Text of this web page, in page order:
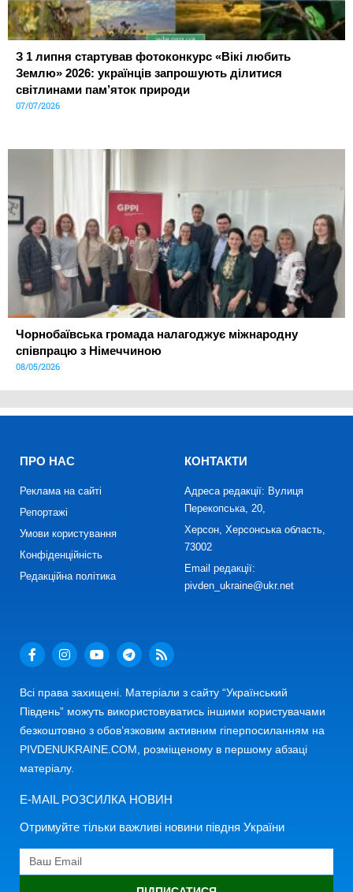
З 1 липня стартував фотоконкурс «Вікі любить
Землю» 2026: українців запрошують ділитися
світлинами пам’яток природи
07/07/2026
Чорнобаївська громада налагоджує міжнародну
співпрацю з Німеччиною
08/05/2026
ПРО НАС
Реклама на сайті
Репортажі
Умови користування
Конфіденційність
Редакційна політика
КОНТАКТИ
Адреса редакції: Вулиця
Перекопська, 20,
Херсон, Херсонська область,
73002
Email редакції:
pivden_ukraine@ukr.net
Всі права захищені. Матеріали з сайту “Український
Південь” можуть використовуватись іншими користувачами
безкоштовно з обов’язковим активним гіперпосиланням на
PIVDENUKRAINE.COM, розміщеному в першому абзаці
матеріалу.
E-MAIL РОЗСИЛКА НОВИН
Отримуйте тільки важливі новини півдня України